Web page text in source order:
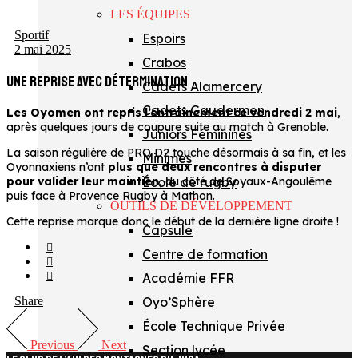
LES ÉQUIPES
Espoirs
Crabos
Cadets Alamercery
Cadets Gaudermen
Juniors Féminines
Minimes
École de rugby
OUTILS DE DÉVELOPPEMENT
Capsule
Centre de formation
Académie FFR
Oyo’Sphère
École Technique Privée
Section lycée
Sportif
2 mai 2025
UNE REPRISE AVEC DÉTERMINATION
Les Oyomen ont repris l’entrainement ce vendredi 2 mai,
après quelques jours de coupure suite au match à Grenoble.
La saison régulière de PRO D2 touche désormais à sa fin, et les
Oyonnaxiens n’ont plus que deux rencontres à disputer
pour valider leur maintien, du côté de Soyaux-Angoulême
puis face à Provence Rugby à Mathon.
Cette reprise marque donc le début de la dernière ligne droite !
Share
Previous Next